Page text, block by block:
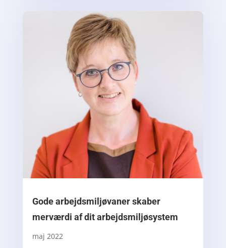
Gode arbejdsmiljøvaner skaber
merværdi af dit arbejdsmiljøsystem
maj 2022